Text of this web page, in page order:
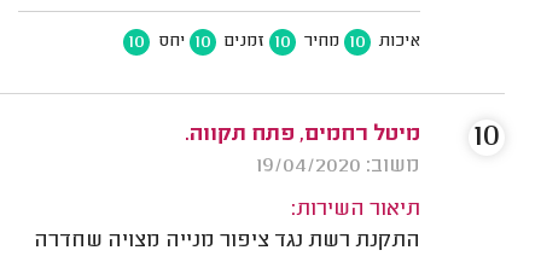
איכות 10 מחיר 10 זמנים 10 יחס 10
מיטל רחמים, פתח תקווה.
משוב: 19/04/2020
תיאור השירות:
התקנת רשת נגד ציפור מנייה מצויה שחדרה
10